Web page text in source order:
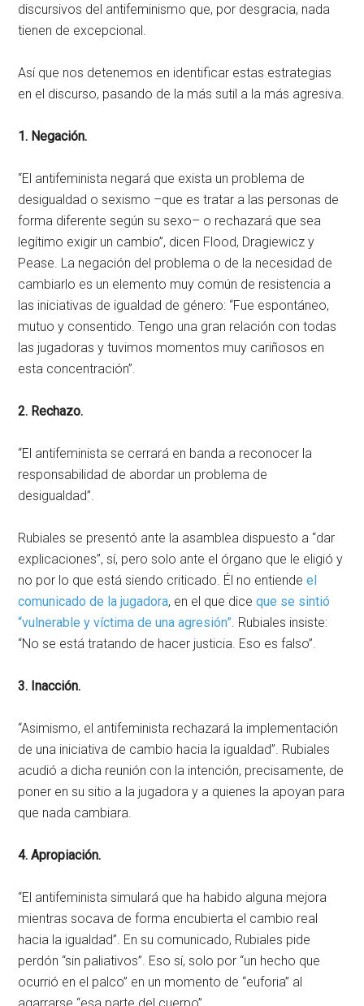
discursivos del antifeminismo que, por desgracia, nada
tienen de excepcional.
Así que nos detenemos en identificar estas estrategias
en el discurso, pasando de la más sutil a la más agresiva.
1. Negación.
“El antifeminista negará que exista un problema de
desigualdad o sexismo –que es tratar a las personas de
forma diferente según su sexo– o rechazará que sea
legítimo exigir un cambio”, dicen Flood, Dragiewicz y
Pease. La negación del problema o de la necesidad de
cambiarlo es un elemento muy común de resistencia a
las iniciativas de igualdad de género: “Fue espontáneo,
mutuo y consentido. Tengo una gran relación con todas
las jugadoras y tuvimos momentos muy cariñosos en
esta concentración”.
2. Rechazo.
“El antifeminista se cerrará en banda a reconocer la
responsabilidad de abordar un problema de
desigualdad”.
Rubiales se presentó ante la asamblea dispuesto a “dar
explicaciones”, sí, pero solo ante el órgano que le eligió y
no por lo que está siendo criticado. Él no entiendeel
comunicado de la jugadora, en el que diceque se sintió
“vulnerable y víctima de una agresión” . Rubiales insiste:
“No se está tratando de hacer justicia. Eso es falso”.
3. Inacción.
“Asimismo, el antifeminista rechazará la implementación
de una iniciativa de cambio hacia la igualdad”. Rubiales
acudió a dicha reunión con la intención, precisamente, de
poner en su sitio a la jugadora y a quienes la apoyan para
que nada cambiara.
4. Apropiación.
“El antifeminista simulará que ha habido alguna mejora
mientras socava de forma encubierta el cambio real
hacia la igualdad”. En su comunicado, Rubiales pide
perdón “sin paliativos”. Eso sí, solo por “un hecho que
ocurrió en el palco” en un momento de “euforia” al